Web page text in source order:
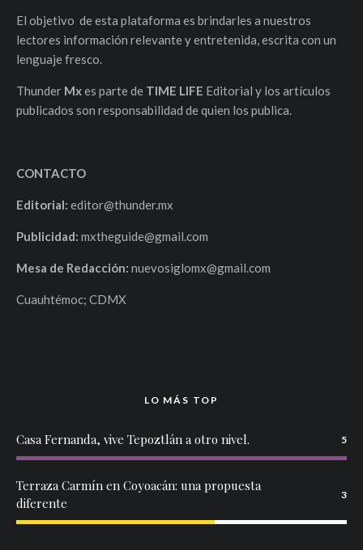
El objetivo de esta plataforma es brindarles a nuestros
lectores información relevante y entretenida, escrita con un
lenguaje fresco.
Thunder Mxes parte de TIME LIFE Editorial y los artículos
publicados son responsabilidad de quien los publica.
CONTACTO
Editorial: editor@thunder.mx
Publicidad: mxtheguide@gmail.com
Mesa de Redacción: nuevosiglomx@gmail.com
Cuauhtémoc; CDMX
LO MÁS TOP
Casa Fernanda, vive Tepoztlán a otro nivel. 5
Terraza Carmín en Coyoacán: una propuesta
diferente
3